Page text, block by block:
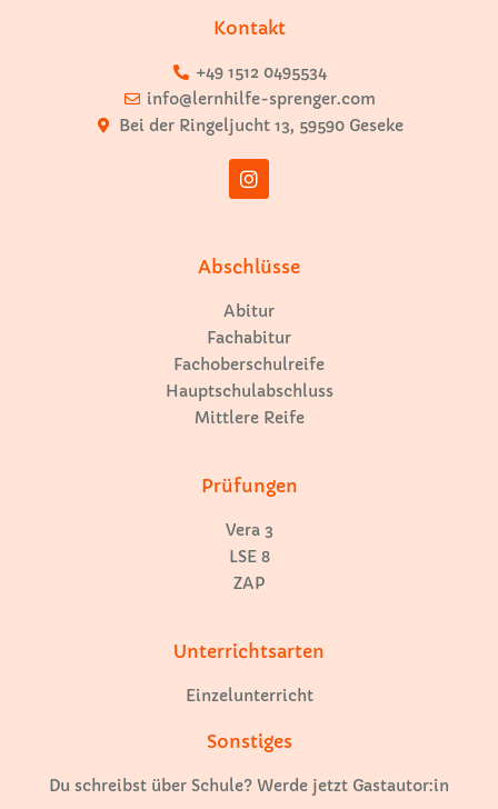
Kontakt
+49 1512 0495534
info@lernhilfe-sprenger.com
Bei der Ringeljucht 13, 59590 Geseke
Abschlüsse
Abitur
Fachabitur
Fachoberschulreife
Hauptschulabschluss
Mittlere Reife
Prüfungen
Vera 3
LSE 8
ZAP
Unterrichtsarten
Einzelunterricht
Sonstiges
Du schreibst über Schule? Werde jetzt Gastautor:in